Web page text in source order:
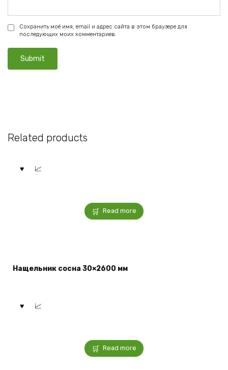
Сохранить моё имя, email и адрес сайта в этом браузере для
последующих моих комментариев.
Related products
Read more
Нащельник сосна 30×2600 мм
Read more